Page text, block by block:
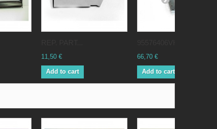
11,50 €
Add to cart
66,70 €
Add to cart